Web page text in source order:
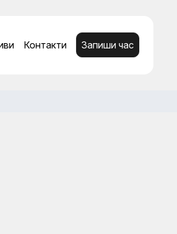
Контакти Запиши час